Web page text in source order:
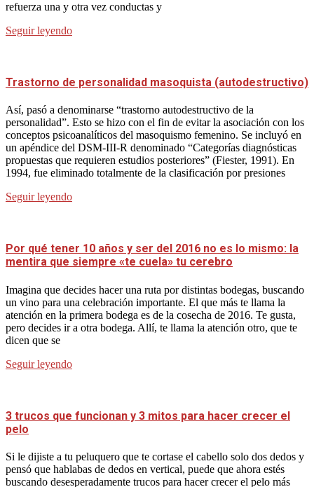
refuerza una y otra vez conductas y
Seguir leyendo
Trastorno de personalidad masoquista (autodestructivo)
Así, pasó a denominarse “trastorno autodestructivo de la
personalidad”. Esto se hizo con el fin de evitar la asociación con los
conceptos psicoanalíticos del masoquismo femenino. Se incluyó en
un apéndice del DSM-III-R denominado “Categorías diagnósticas
propuestas que requieren estudios posteriores” (Fiester, 1991). En
1994, fue eliminado totalmente de la clasificación por presiones
Seguir leyendo
Por qué tener 10 años y ser del 2016 no es lo mismo: la
mentira que siempre «te cuela» tu cerebro
Imagina que decides hacer una ruta por distintas bodegas, buscando
un vino para una celebración importante. El que más te llama la
atención en la primera bodega es de la cosecha de 2016. Te gusta,
pero decides ir a otra bodega. Allí, te llama la atención otro, que te
dicen que se
Seguir leyendo
3 trucos que funcionan y 3 mitos para hacer crecer el
pelo
Si le dijiste a tu peluquero que te cortase el cabello solo dos dedos y
pensó que hablabas de dedos en vertical, puede que ahora estés
buscando desesperadamente trucos para hacer crecer el pelo más